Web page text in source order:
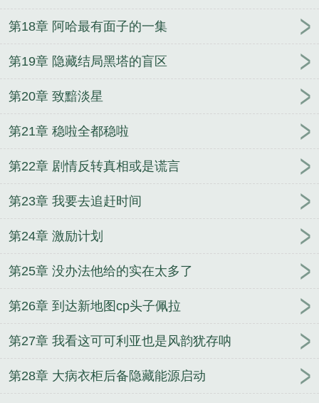
第18章 阿哈最有面子的一集
第19章 隐藏结局黑塔的盲区
第20章 致黯淡星
第21章 稳啦全都稳啦
第22章 剧情反转真相或是谎言
第23章 我要去追赶时间
第24章 激励计划
第25章 没办法他给的实在太多了
第26章 到达新地图cp头子佩拉
第27章 我看这可可利亚也是风韵犹存呐
第28章 大病衣柜后备隐藏能源启动